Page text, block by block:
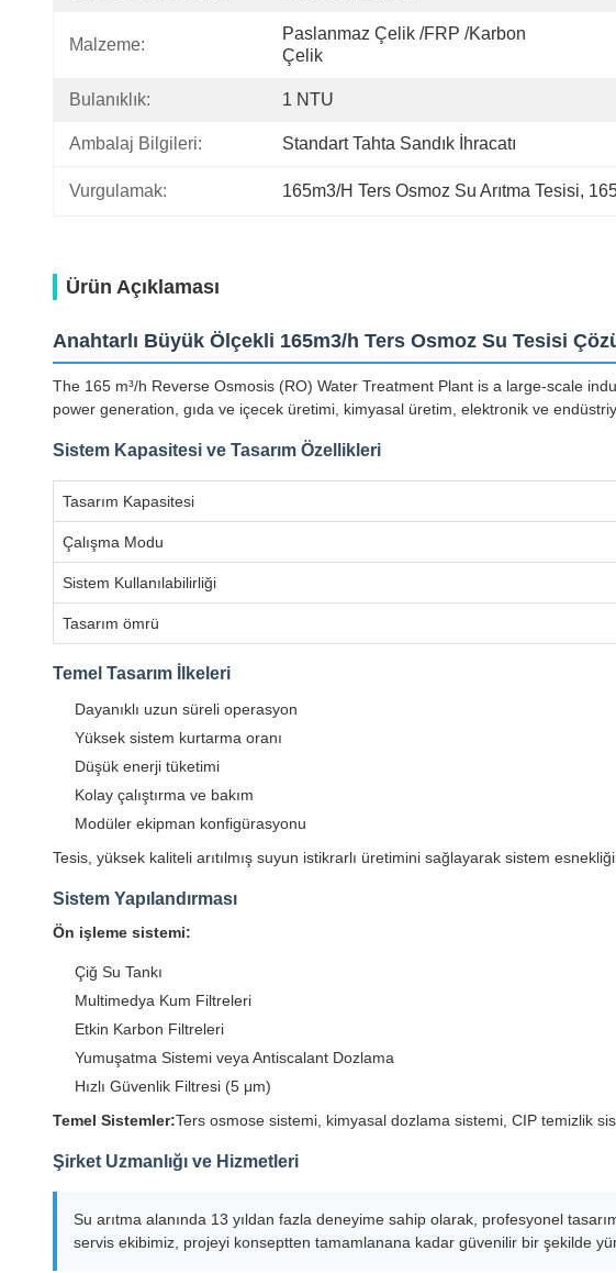
Malzeme:
Paslanmaz Çelik /FRP /karbon
Çelik
Bulanıklık: 1 NTU
Ambalaj Bilgileri: Standart Tahta Sandık İhracatı
Vurgulamak: 165m3/H Ters Osmoz Su Arıtma Tesisi,
Ürün Açıklaması
Anahtarlı Büyük Ölçekli 165m3/h Ters Osmoz Su Tesisi
The 165 m³/h Reverse Osmosis (RO) Water Treatment Plant is a large-scale
power generation, gıda ve içecek üretimi, kimyasal üretim, elektronik ve
Sistem Kapasitesi ve Tasarım Özellikleri
Tasarım Kapasitesi
Çalışma Modu
Sistem Kullanılabilirliği
Tasarım ömrü
Temel Tasarım İlkeleri
Dayanıklı uzun süreli operasyon
Yüksek sistem kurtarma oranı
Düşük enerji tüketimi
Kolay çalıştırma ve bakım
Modüler ekipman konfigürasyonu
Tesis, yüksek kaliteli arıtılmış suyun istikrarlı üretimini sağlayarak sistem
Sistem Yapılandırması
Ön işleme sistemi:
Çiğ Su Tankı
Multimedya Kum Filtreleri
Etkin Karbon Filtreleri
Yumuşatma Sistemi veya Antiscalant Dozlama
Hızlı Güvenlik Filtresi (5 μm)
Temel Sistemler:Ters osmose sistemi, kimyasal dozlama sistemi, CIP temizlik
Şirket Uzmanlığı ve Hizmetleri
Su arıtma alanında 13 yıldan fazla deneyime sahip olarak, profesyonel
servis ekibimiz, projeyi konseptten tamamlanana kadar güvenilir bir şekilde